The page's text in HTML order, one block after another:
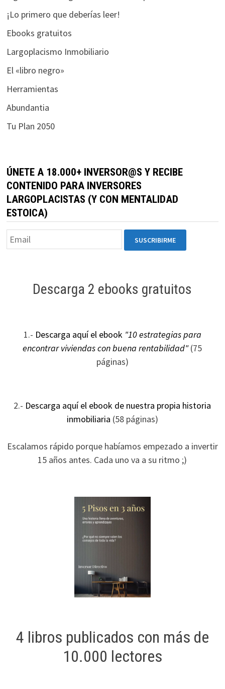
¡Lo primero que deberías leer!
Ebooks gratuitos
Largoplacismo Inmobiliario
El «libro negro»
Herramientas
Abundantia
Tu Plan 2050
ÚNETE A 18.000+ INVERSOR@S Y RECIBE
CONTENIDO PARA INVERSORES
LARGOPLACISTAS (Y CON MENTALIDAD
ESTOICA)
Descarga 2 ebooks gratuitos
1.- Descarga aquí el ebook "10 estrategias para
encontrar viviendas con buena rentabilidad"(75
páginas)
2.- Descarga aquí el ebook de nuestra propia historia
inmobiliaria (58 páginas)
Escalamos rápido porque habíamos empezado a invertir
15 años antes. Cada uno va a su ritmo ;)
4 libros publicados con más de
10.000 lectores